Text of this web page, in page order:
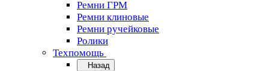
Ремни ГРМ
Ремни клиновые
Ремни ручейковые
Ролики
Техпомощь
Назад